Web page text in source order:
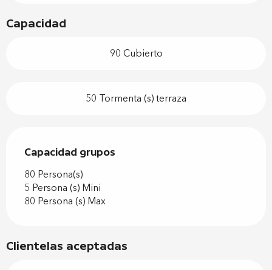
Capacidad
90 Cubierto
50 Tormenta (s) terraza
Capacidad grupos
Capacidad grupos
80 Persona(s)
5 Persona (s) Mini
80 Persona (s) Max
Clientelas aceptadas